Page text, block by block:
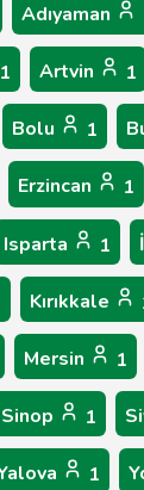
Adıyaman
1 Artvin 1
Bolu 1
Erzincan 1
Isparta 1
Kırıkkale
Mersin 1
Sinop 1
1